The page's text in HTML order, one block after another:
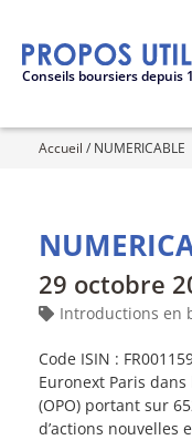
Conseils boursiers depuis
Accueil / NUMERICABLE
29 octobre
Introductions en
Code ISIN :
Euronext Paris
(OPO) portant sur
d’actions nouvelles